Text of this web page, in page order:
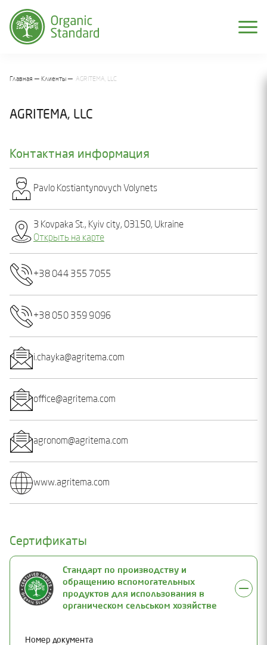
Главная Клиенты AGRITEMA, LLC
AGRITEMA, LLC
Контактная информация
Pavlo Kostiantynovych Volynеts
3 Kovpaka St., Kyiv city, 03150, Ukraine
Открыть на карте
+38 044 355 7055
+38 050 359 9096
i.chayka@agritema.com
office@agritema.com
agronom@agritema.com
www.agritema.com
Сертификаты
Стандарт по производству и
обращению вспомогательных
продуктов для использования в
органическом сельськом хозяйстве
Номер документа